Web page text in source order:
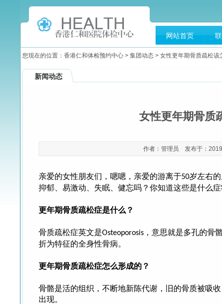
网站首页
新闻动态
女性更年期骨质
作者：管理员 发布于：
亲爱的女性朋友们，嗯嗯，亲爱的游离于50岁左右
抑郁、易激动、失眠、健忘吗？你知道这些是什么
更年期骨质疏松症是什么？
骨质疏松症英文是Osteoporosis ，意思就是多孔的骨
折为特征的全身性骨病。
更年期骨质疏松症怎么形成的？
骨骼是活的组织，不断地新陈代谢，旧的骨质被吸
出现。
您现在的位置： 香港仁和体检预约中心 > 集团动态 > 女性更年期骨质疏松该